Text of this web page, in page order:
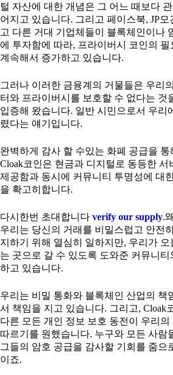
털 자산에 대한 개념은 그 어느 때보다
어지고 있습니다. 그리고 페이스북, JP모
고 다른 거대 기업체들이 블록체인이나
에 투자함에 따라, 프라이버시 코인의 필
계속해서 증가하고 있습니다.
그러나 이러한 금융계의 거물들은 우리
터와 프라이버시를 보호할 수 없다는 것
입증해 왔습니다. 일반 시민으로서 우리
렸다는 얘기입니다.
완벽하게 감사 할 수있는 화폐 공급을 통
Cloak코인은 현금과 디지털로 동등한 서
제공함과 동시에 커뮤니티 투명성에 대
을 확고히합니다.
다시한번 초대합니다 verify our supply.
우리는 당신의 거래를 비밀스럽고 안전
지하기 위해 열심히 일하지만, 우리가 오
는 곳으로 갈 수 있도록 도와준 커뮤니티
하고 있습니다.
우리는 비밀 통화와 블록체인 산업의 책
서 책임을 지고 있습니다. 그리고, Cloak
다른 모든 개인 정보 보호 동전이 우리의
따르기를 원했습니다. 누구와 모든 사람
그들의 암호 공급을 감사할 기회를 줌으
이죠.